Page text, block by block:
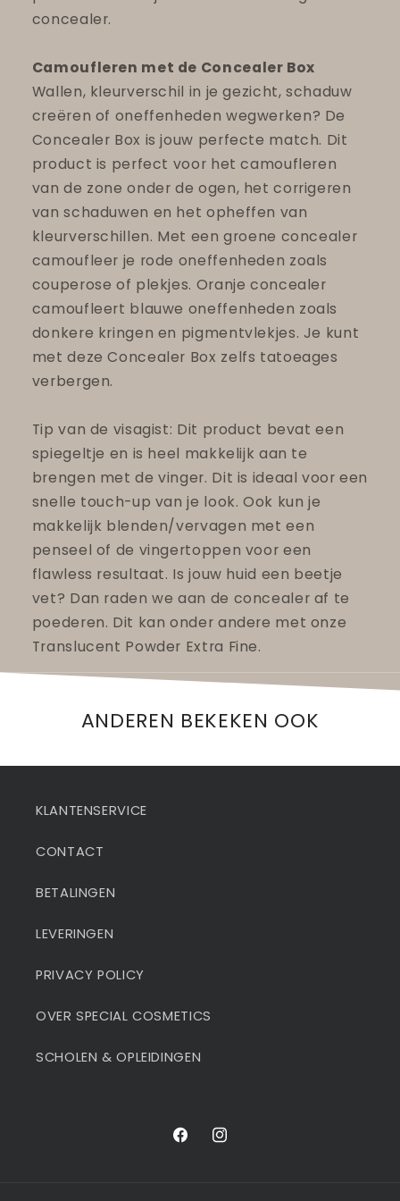
concealer.
Camoufleren met de Concealer Box
Wallen, kleurverschil in je gezicht, schaduw
creëren of oneffenheden wegwerken? De
Concealer Box is jouw perfecte match. Dit
product is perfect voor het camoufleren
van de zone onder de ogen, het corrigeren
van schaduwen en het opheffen van
kleurverschillen. Met een groene concealer
camoufleer je rode oneffenheden zoals
couperose of plekjes. Oranje concealer
camoufleert blauwe oneffenheden zoals
donkere kringen en pigmentvlekjes. Je kunt
met deze Concealer Box zelfs tatoeages
verbergen.
Tip van de visagist: Dit product bevat een
spiegeltje en is heel makkelijk aan te
brengen met de vinger. Dit is ideaal voor een
snelle touch-up van je look. Ook kun je
makkelijk blenden/vervagen met een
penseel of de vingertoppen voor een
flawless resultaat. Is jouw huid een beetje
vet? Dan raden we aan de concealer af te
poederen. Dit kan onder andere met onze
Translucent Powder Extra Fine.
ANDEREN BEKEKEN OOK
KLANTENSERVICE
CONTACT
BETALINGEN
LEVERINGEN
PRIVACY POLICY
OVER SPECIAL COSMETICS
SCHOLEN & OPLEIDINGEN
FacebookInstagram